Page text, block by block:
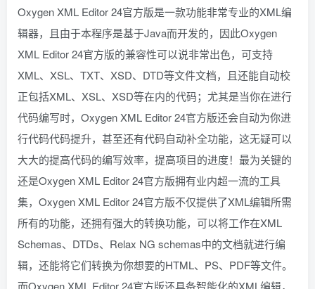
Oxygen XML Editor 24官方版是一款功能非常专业的XML编
辑器，且由于本程序是基于Java而开发的，因此Oxygen
XML Editor 24官方版的兼容性可以说非常出色，可支持
XML、XSL、TXT、XSD、DTD等文件文档，且还能自动校
正包括XML、XSL、XSD等在内的代码；尤其是当你在进行
代码编写时，Oxygen XML Editor 24官方版还会自动为你进
行代码代码提升，甚至还有代码自动补全功能，这无疑可以
大大的提高代码的编写效率，提高项目的进度！最为关键的
还是Oxygen XML Editor 24官方版拥有业内超一流的工具
集，Oxygen XML Editor 24官方版不仅提供了XML编辑所需
所有的功能，还拥有强大的转换功能，可以将工作在XML
Schemas、DTDs、Relax NG schemas中的文档就进行编
辑，还能将它们转换为你想要的HTML、PS、PDF等文件。
而Oxygen XML Editor 24官方版还具备智能化的XML编辑，